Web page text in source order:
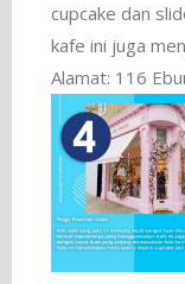
cupcake dan
kafe ini juga
Alamat: 116